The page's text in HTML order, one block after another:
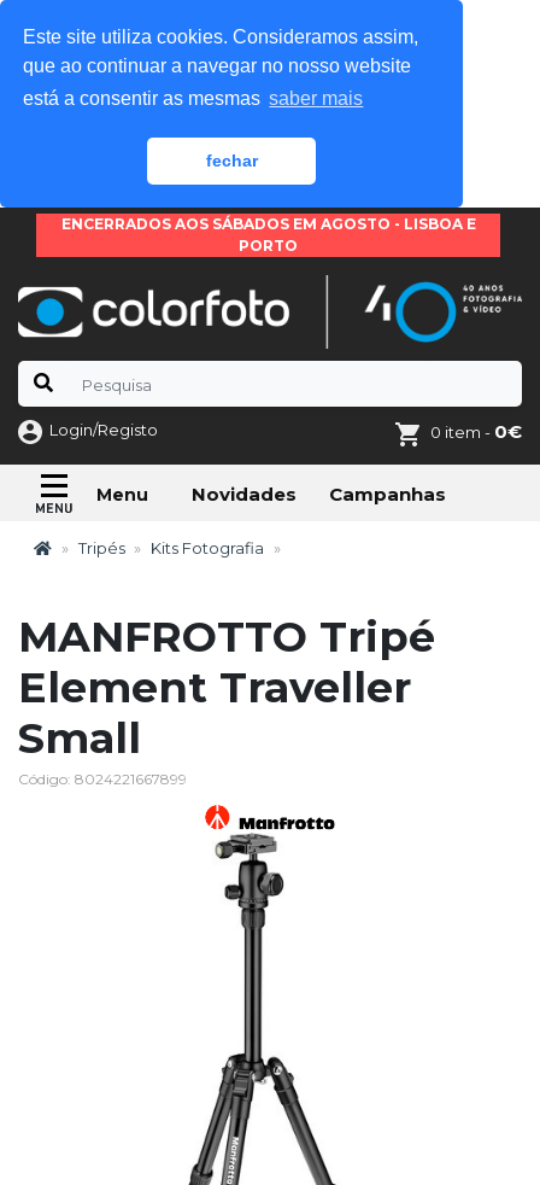
Este site utiliza cookies. Consideramos assim,
que ao continuar a navegar no nosso website
está a consentir as mesmas saber mais
fechar
ENCERRADOS AOS SÁBADOS EM AGOSTO - LISBOA E
PORTO
Login/Registo 0 item - 0€
Menu Novidades Campanhas
Tripés Kits Fotografia
MANFROTTO Tripé
Element Traveller
Small
Código: 8024221667899